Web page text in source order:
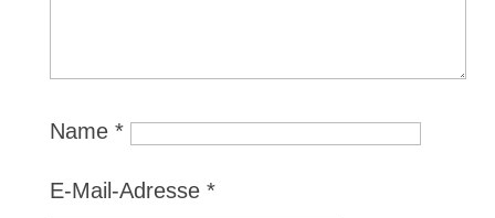
Name *
E-Mail-Adresse *